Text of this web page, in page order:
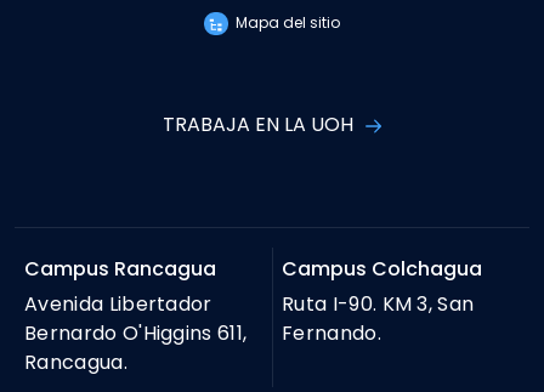
Mapa del sitio
TRABAJA EN LA UOH
Campus Rancagua
Avenida Libertador
Bernardo O'Higgins 611,
Rancagua.
Campus Colchagua
Ruta I-90. KM 3, San
Fernando.